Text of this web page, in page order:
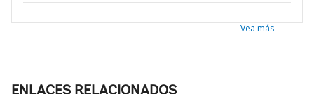
Vea más
ENLACES RELACIONADOS